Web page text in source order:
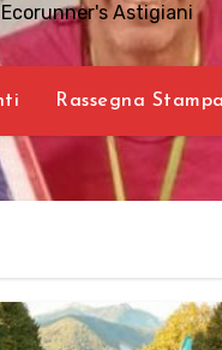
Astigiani
Rassegna Stampa